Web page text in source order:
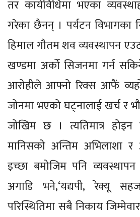
तर कार्यविधिमा भएका
गरेका छैनन् । पर्यटन विभागका
हिमाल गौतम शव व्यवस्थापन
खण्डमा अर्को सिजनमा गर्न
आरोहीले आफ्नो रिक्स आफैं
जोनमा भएको घट्नालाई खर्च र
जोखिम छ । त्यतिमात्र होइन
मानिसको अन्तिम अभिलाशा
इच्छा बमोजिम पनि व्यवस्थापन
अगाडि भने,‘यद्यपी, रेक्यू
परिस्थितिमा सबै निकाय